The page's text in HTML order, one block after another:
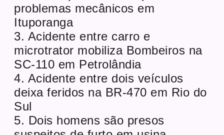
problemas mecânicos em
Ituporanga
3. Acidente entre carro e
microtrator mobiliza Bombeiros na
SC-110 em Petrolândia
4. Acidente entre dois veículos
deixa feridos na BR-470 em Rio do
Sul
5. Dois homens são presos